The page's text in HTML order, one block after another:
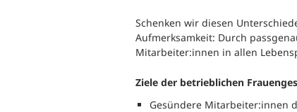
Schenken wir diesen
Aufmerksamkeit: Durch
Mitarbeiter:innen in allen
Ziele der betrieblichen
Gesündere Mitarbeiter:innen